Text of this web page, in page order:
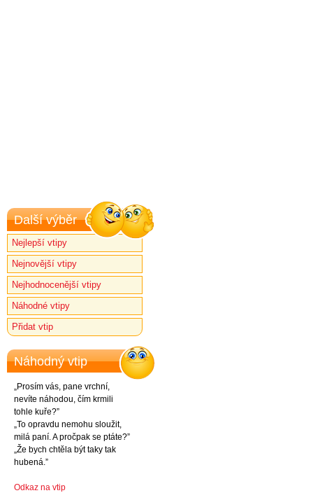
Další výběr
Nejlepší vtipy
Nejnovější vtipy
Nejhodnocenější vtipy
Náhodné vtipy
Přidat vtip
Náhodný vtip
„Prosím vás, pane vrchní,
nevíte náhodou, čím krmili
tohle kuře?”
„To opravdu nemohu sloužit,
milá paní. A pročpak se ptáte?”
„Že bych chtěla být taky tak
hubená.”
Odkaz na vtip